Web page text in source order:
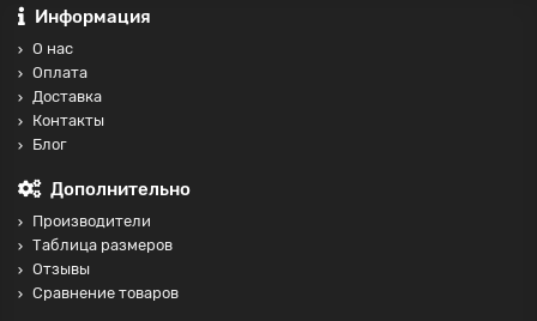
Информация
О нас
Оплата
Доставка
Контакты
Блог
Дополнительно
Производители
Таблица размеров
Отзывы
Сравнение товаров